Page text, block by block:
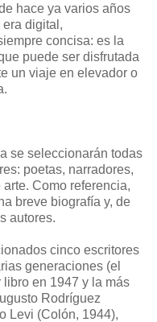
hace ya varios años
era digital,
concisa: es la
puede ser disfrutada
un viaje en elevador o
se seleccionarán todas
poetas, narradores,
Como referencia,
breve biografía y, de
autores.
cinco escritores
generaciones (el
en 1947 y la más
Rodríguez
Levi (Colón, 1944),